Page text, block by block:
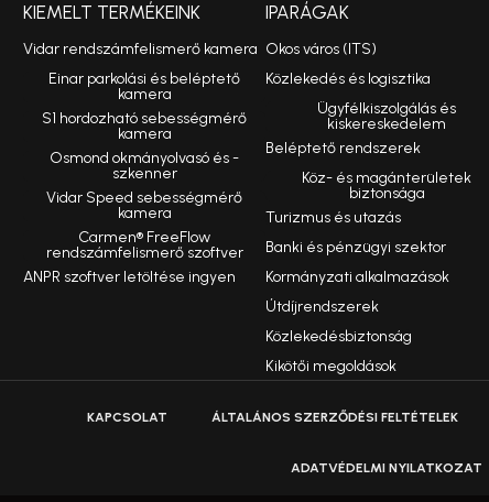
KIEMELT TERMÉKEINK
Vidar rendszámfelismerő kamera
Einar parkolási és beléptető
kamera
S1 hordozható sebességmérő
kamera
Osmond okmányolvasó és -
szkenner
Vidar Speed sebességmérő
kamera
Carmen® FreeFlow
rendszámfelismerő szoftver
ANPR szoftver letöltése ingyen
IPARÁGAK
Okos város (ITS)
Közlekedés és logisztika
Ügyfélkiszolgálás és
kiskereskedelem
Beléptető rendszerek
Köz- és magánterületek
biztonsága
Turizmus és utazás
Banki és pénzügyi szektor
Kormányzati alkalmazások
Útdíjrendszerek
Közlekedésbiztonság
Kikötői megoldások
KAPCSOLAT ÁLTALÁNOS SZERZŐDÉSI FELTÉTELEK
ADATVÉDELMI NYILATKOZAT